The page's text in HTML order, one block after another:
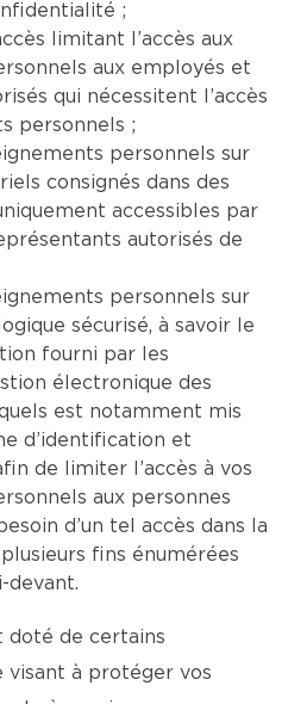
;
limitant l’accès aux
aux employés et
qui nécessitent l’accès
personnels ;
personnels sur
consignés dans des
accessibles par
autorisés de
personnels sur
sécurisé, à savoir le
fourni par les
électronique des
est notamment mis
d’identification et
de limiter l’accès à vos
aux personnes
d’un tel accès dans la
fins énumérées
devant.
doté de certains
visant à protéger vos